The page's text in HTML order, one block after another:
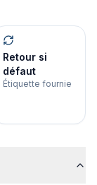
Retour si
défaut
Étiquette fournie